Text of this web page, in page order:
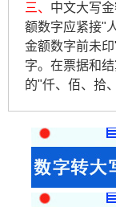
三、 中文大写
额数字应紧接"
金额数字前未
字。在票据和
的"仟、佰、拾